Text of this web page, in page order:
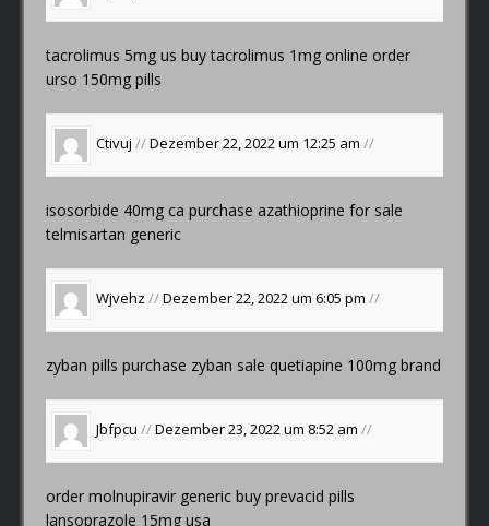
tacrolimus 5mg usbuy tacrolimus 1mg online order
urso 150mg pills
Ctivuj //Dezember 22, 2022 um 12:25 am//
isosorbide 40mg capurchase azathioprine for sale
telmisartan generic
Wjvehz //Dezember 22, 2022 um 6:05 pm//
zyban pillspurchase zyban sale quetiapine 100mg brand
Jbfpcu //Dezember 23, 2022 um 8:52 am//
order molnupiravir genericbuy prevacid pills
lansoprazole 15mg usa